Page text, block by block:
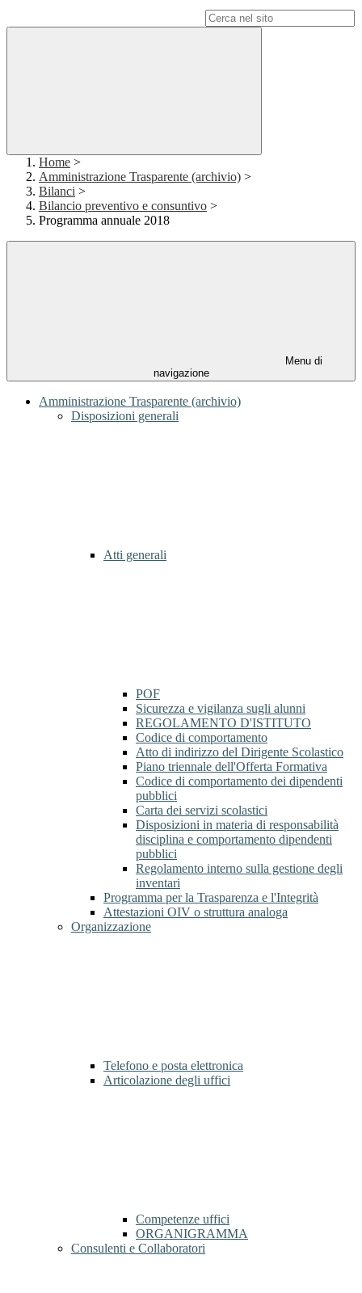
Home >
Amministrazione Trasparente (archivio) >
Bilanci >
Bilancio preventivo e consuntivo >
Programma annuale 2018
Menu di
navigazione
Amministrazione Trasparente (archivio)
Disposizioni generali
Atti generali
POF
Sicurezza e vigilanza sugli alunni
REGOLAMENTO D'ISTITUTO
Codice di comportamento
Atto di indirizzo del Dirigente Scolastico
Piano triennale dell'Offerta Formativa
Codice di comportamento dei dipendenti
pubblici
Carta dei servizi scolastici
Disposizioni in materia di responsabilità
disciplina e comportamento dipendenti
pubblici
Regolamento interno sulla gestione degli
inventari
Programma per la Trasparenza e l'Integrità
Attestazioni OIV o struttura analoga
Organizzazione
Telefono e posta elettronica
Articolazione degli uffici
Competenze uffici
ORGANIGRAMMA
Consulenti e Collaboratori